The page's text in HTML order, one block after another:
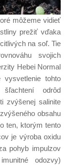
môžeme vidieť
prežiť vďaka
na soľ. Tie
svojich
Hebei Normal
vysvetlenie tohto
odrôd
zvýšenej salinite
obsahu
ten, ktorým tento
je výroba oxidu
pohyb impulzov
odozvy)